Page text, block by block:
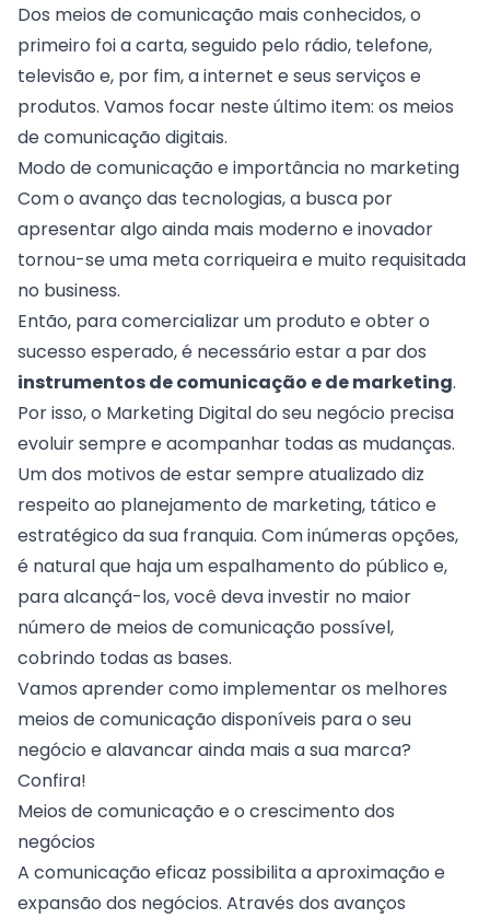
Dos meios de comunicação mais conhecidos, o
primeiro foi a carta, seguido pelo rádio, telefone,
televisão e, por fim, a internet e seus serviços e
produtos. Vamos focar neste último item: os meios
de comunicação digitais.
Modo de comunicação e importância no marketing
Com o avanço das tecnologias, a busca por
apresentar algo ainda mais moderno e inovador
tornou-se uma meta corriqueira e muito requisitada
no business.
Então, para comercializar um produto e obter o
sucesso esperado, é necessário estar a par dos
instrumentos de comunicação e de marketing.
Por isso, o Marketing Digital do seu negócio precisa
evoluir sempre e acompanhar todas as mudanças.
Um dos motivos de estar sempre atualizado diz
respeito ao planejamento de marketing, tático e
estratégico da sua franquia. Com inúmeras opções,
é natural que haja um espalhamento do público e,
para alcançá-los, você deva investir no maior
número de meios de comunicação possível,
cobrindo todas as bases.
Vamos aprender como implementar os melhores
meios de comunicação disponíveis para o seu
negócio e alavancar ainda mais a sua marca?
Confira!
Meios de comunicação e o crescimento dos
negócios
A comunicação eficaz possibilita a aproximação e
expansão dos negócios. Através dos avanços